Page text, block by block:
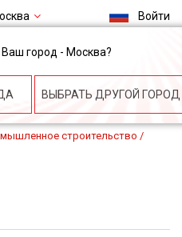
Ваш город - Москва?
ВЫБРАТЬ ДРУГОЙ ГОРОД
Войти
пт.: 9.00-18.00
строительство